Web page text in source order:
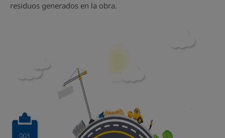
residuos generados en la obra.